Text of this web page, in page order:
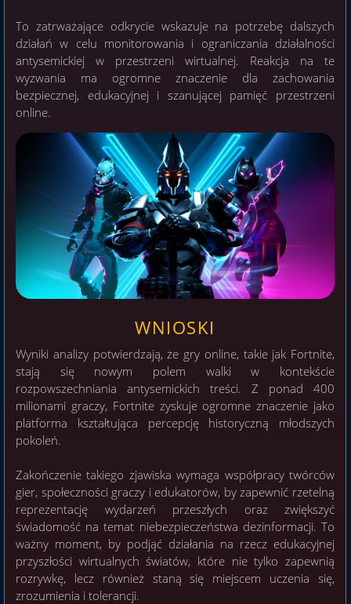
To zatrważające odkrycie wskazuje na potrzebę dalszych
działań w celu monitorowania i ograniczania działalności
antysemickiej w przestrzeni wirtualnej. Reakcja na te
wyzwania ma ogromne znaczenie dla zachowania
bezpiecznej, edukacyjnej i szanującej pamięć przestrzeni
online.
WNIOSKI
Wyniki analizy potwierdzają, że gry online, takie jak Fortnite,
stają się nowym polem walki w kontekście
rozpowszechniania antysemickich treści. Z ponad 400
milionami graczy, Fortnite zyskuje ogromne znaczenie jako
platforma kształtująca percepcję historyczną młodszych
pokoleń.
Zakończenie takiego zjawiska wymaga współpracy twórców
gier, społeczności graczy i edukatorów, by zapewnić rzetelną
reprezentację wydarzeń przeszłych oraz zwiększyć
świadomość na temat niebezpieczeństwa dezinformacji. To
ważny moment, by podjąć działania na rzecz edukacyjnej
przyszłości wirtualnych światów, które nie tylko zapewnią
rozrywkę, lecz również staną się miejscem uczenia się,
zrozumienia i tolerancji.